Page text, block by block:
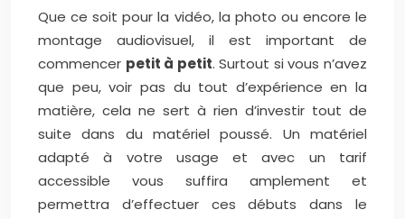
Que ce soit pour la vidéo, la photo ou encore le
montage audiovisuel, il est important de
commencer petit à petit. Surtout si vous n’avez
que peu, voir pas du tout d’expérience en la
matière, cela ne sert à rien d’investir tout de
suite dans du matériel poussé. Un matériel
adapté à votre usage et avec un tarif
accessible vous suffira amplement et
permettra d’effectuer ces débuts dans le